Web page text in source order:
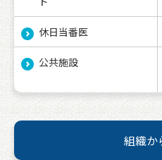
休日当番医
公共施設
組織か